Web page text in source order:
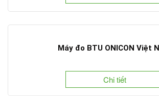
Máy đo BTU ONICON Việt
Chi tiết